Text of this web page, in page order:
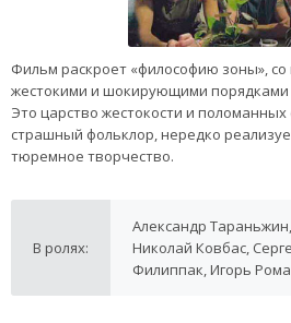
Фильм раскроет «философию зоны»,
жестокими и шокирующими порядками
Это царство жестокости и поломанных
страшный фольклор, нередко
тюремное творчество.
В ролях:
Александр
Николай Ковбас,
Филиппак, Игорь